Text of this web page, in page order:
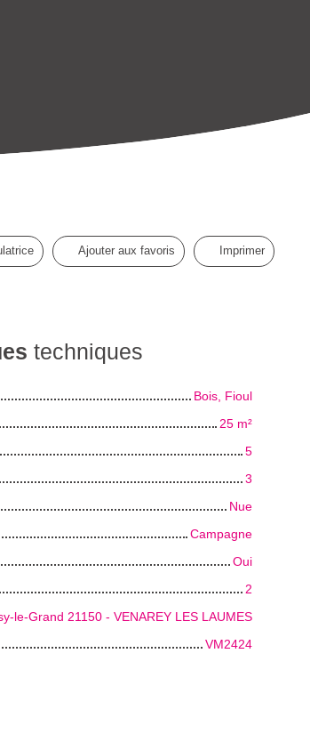
Ajouter aux favoris Imprimer
techniques
Bois, Fioul
25 m²
5
3
Nue
Campagne
Oui
2
le-Grand 21150 - VENAREY LES LAUMES
VM2424